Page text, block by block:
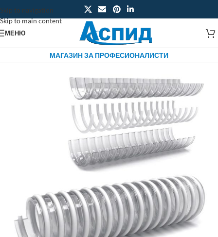
Skip to navigation
Skip to main content
МЕНЮ
МАГАЗИН ЗА ПРОФЕСИОНАЛИСТИ